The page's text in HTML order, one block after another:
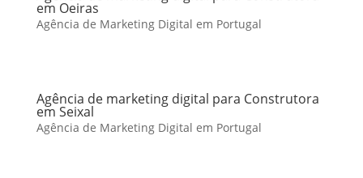
em Oeiras
Agência de Marketing Digital em Portugal
Agência de marketing digital para Construtora
em Seixal
Agência de Marketing Digital em Portugal